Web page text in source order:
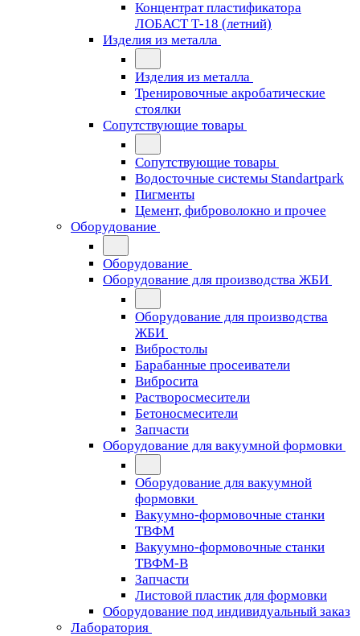
Концентрат пластификатора
ЛОБАСТ Т-18 (летний)
Изделия из металла
Изделия из металла
Тренировочные акробатические
стоялки
Сопутствующие товары
Сопутствующие товары
Водосточные системы Standartpark
Пигменты
Цемент, фиброволокно и прочее
Оборудование
Оборудование
Оборудование для производства ЖБИ
Оборудование для производства
ЖБИ
Вибростолы
Барабанные просеиватели
Вибросита
Растворосмесители
Бетоносмесители
Запчасти
Оборудование для вакуумной формовки
Оборудование для вакуумной
формовки
Вакуумно-формовочные станки
ТВФМ
Вакуумно-формовочные станки
ТВФМ-В
Запчасти
Листовой пластик для формовки
Оборудование под индивидуальный заказ
Лаборатория